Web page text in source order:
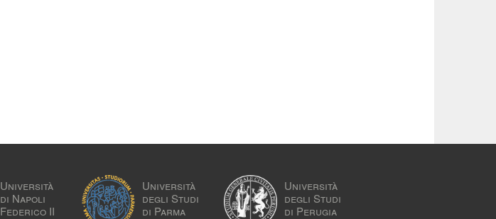
Università
di Napoli
Federico II
Università
degli Studi
di Parma
Università
degli Studi
di Perugia